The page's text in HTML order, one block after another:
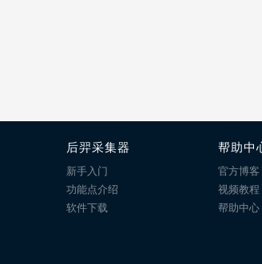
后羿采集器
新手入门
功能点介绍
软件下载
帮助中
官方博客
视频教程
帮助中心